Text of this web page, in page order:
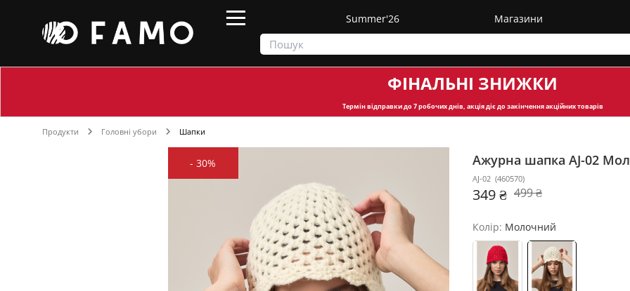
Summer'26 Магазини
ФІНАЛЬНІ ЗНИЖКИ
Термін відправкидо 7 робочих днів, акція діє до закінчення акційних товарів
Продукти Головні убори Шапки
-30% Ажурна шапка AJ-02
AJ-02 (460570)
349 ₴ 499 ₴
Колір: Молочний